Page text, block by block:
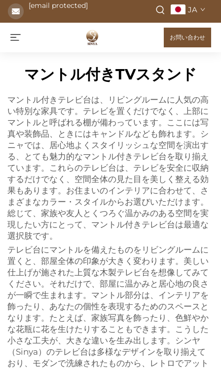
[email protected] JA
お問い合わせ
マントル付きTVスタンド
マントル付きテレビ台は、リビングルームに人気の高
い特別な家具です。テレビを置くだけでなく、上部に
マントルと呼ばれる棚が備わっています。ここには写
真や装飾品、ときにはキャンドルなども飾れます。シ
ニャでは、居心地よくスタイリッシュな空間を演出す
る、とても魅力的なマントル付きテレビ台を取り揃え
ています。これらのテレビ台は、テレビを安全に収納
するだけでなく、空間全体の見た目を美しく整える効
果もあります。お住まいのインテリアに合わせて、さ
まざまなカラー・スタイルからお選びいただけます。
総じて、家族や友人とくつろぐ温かみのある空間を実
現したい方にとって、マントル付きテレビ台は最適な
選択肢です。
テレビ台にマントルを備えたものをリビングルームに
置くと、部屋全体の印象が大きく変わります。美しい
仕上げが施された上質な木製テレビ台を想像してみて
ください。それだけで、部屋に温かみと居心地の良さ
が一瞬で生まれます。マントル部分は、インテリアを
飾ったり、あなたの個性を表現するためのスペースと
なります。たとえば、家族写真を飾ったり、色鮮やか
な花瓶に花を生けたりすることもできます。こうした
小さな工夫が、大きな違いを生み出します。シンヤ
（Sinya）のテレビ台は多様なデザインを取り揃えて
おり、モダンで洗練されたものから、レトロでアット